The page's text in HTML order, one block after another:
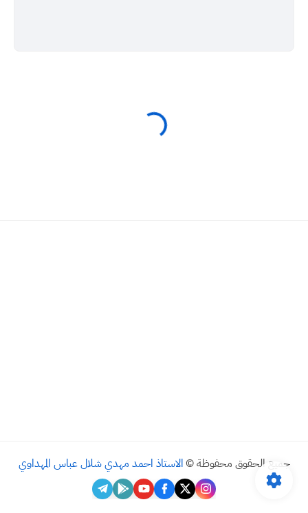
جميع الحقوق محفوظة © الاستاذ احمد مهدي شلال عباس المهداوي